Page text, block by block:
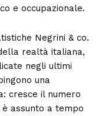
e occupazionale.
Negrini & co.
realtà italiana,
negli ultimi
una
cresce il numero
assunto a tempo